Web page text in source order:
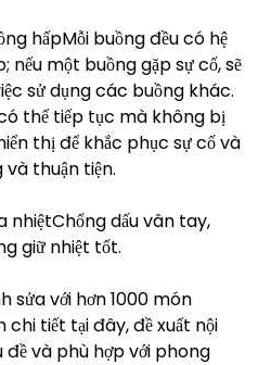
hấpMỗi buồng đều có hệ
nếu một buồng gặp sự cố, sẽ
sử dụng các buồng khác.
thể tiếp tục mà không bị
thị để khắc phục sự cố và
thuận tiện.
nhiệtChống dấu vân tay,
giữ nhiệt tốt.
sửa với hơn 1000 món
tiết tại đây, đề xuất nội
và phù hợp với phong